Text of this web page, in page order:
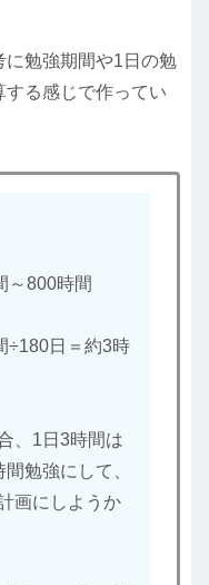
勉強期間や1日の勉
る感じで作ってい
800時間
日＝約3時
、1日3時間は
勉強にして、
画にしようか